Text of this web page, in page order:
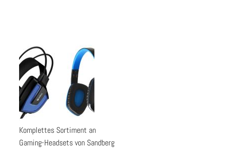
Komplettes Sortiment an
Gaming-Headsets von Sandberg